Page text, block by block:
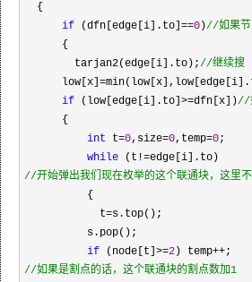
  {
if (dfn[edge[i].to]==0 )//如果
      {
        tarjan2(edge[i].to);
//继续搜
      low[x]=
if (low[edge[i].to]>=dfn[x])//
      {
int t=0,size=0,temp=0;
while (t!=
//开始弹出我们现在枚举的这个联通块，这
          {
            t
=s.top();
          s.pop();
if (node[t]>=2 ) temp++
//如果是割点的话，这个联通块的割点数加1